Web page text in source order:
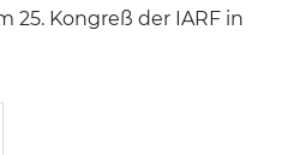
25. Kongreß der IARF in